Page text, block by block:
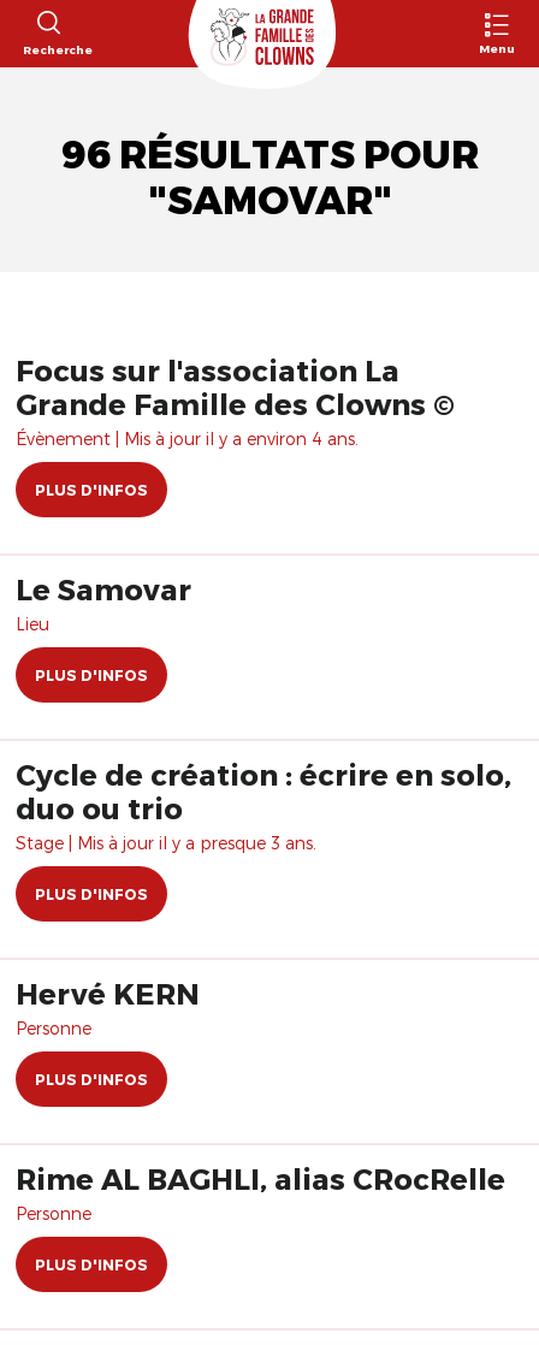
Recherche Menu
96 RÉSULTATS POUR
"SAMOVAR"
Focus sur l'association La
Grande Famille des Clowns ©
Évènement | Mis à jour il y a environ 4 ans.
PLUS D'INFOS
Le Samovar
Lieu
PLUS D'INFOS
Cycle de création : écrire en solo,
duo ou trio
Stage | Mis à jour il y a presque 3 ans.
PLUS D'INFOS
Hervé KERN
Personne
PLUS D'INFOS
Rime AL BAGHLI, alias CRocRelle
Personne
PLUS D'INFOS